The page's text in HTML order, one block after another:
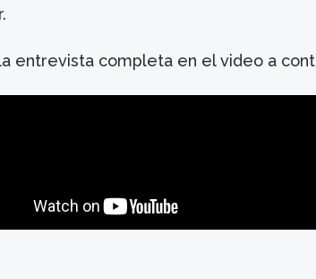
entrevista completa en el video a